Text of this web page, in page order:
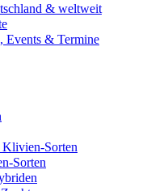
& weltweit
& Termine
Sorten
Sorten